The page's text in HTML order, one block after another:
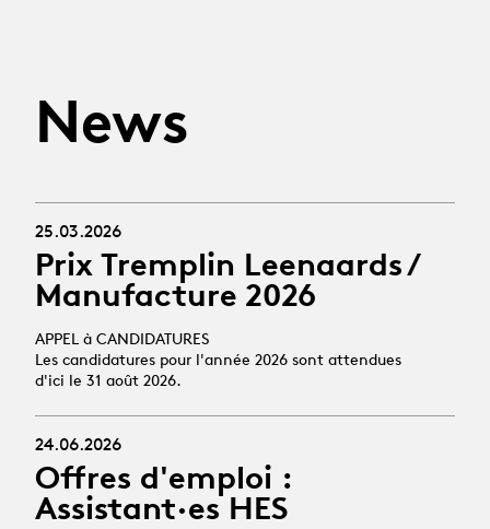
News
25.03.2026
Prix Tremplin Leenaards /
Manufacture 2026
APPEL à CANDIDATURES
Les candidatures pour l'année 2026 sont attendues
d'ici le 31 août 2026.
24.06.2026
Offres d'emploi :
Assistant·es HES